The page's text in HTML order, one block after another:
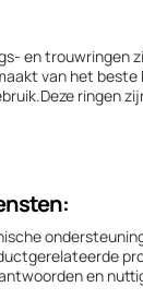
en
van het
ringen
en